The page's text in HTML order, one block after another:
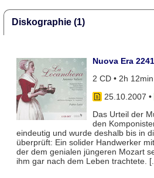
Diskographie (1)
Nuova Era
2 CD • 2h
25.10.2007 •
Das Urteil der
den
eindeutig und wurde deshalb bis in
überprüft: Ein solider Handwerker
der dem genialen jüngeren Mozart
ihm gar nach dem Leben trachtete.